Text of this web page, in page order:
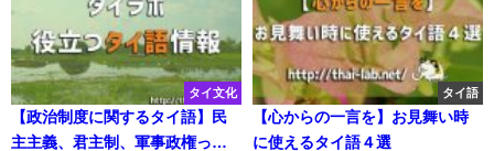
タイ文化
【政治制度に関するタイ語】民
主主義、君主制、軍事政権って
タイ語
【心からの一言を】お見舞い時
に使えるタイ語４選